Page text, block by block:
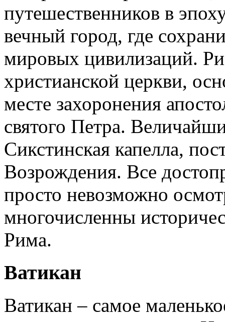
путешественников в
вечный город, где
мировых цивилизаций.
христианской церкви,
месте захоронения
святого Петра.
Сикстинская капелла,
Возрождения. Все
просто невозможно
многочисленны
Рима.
Ватикан
Ватикан – самое